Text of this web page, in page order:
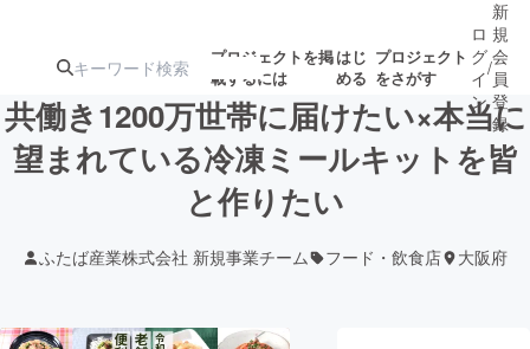
プロジェクトを掲
載するには
はじ
める
プロジェクト
をさがす
注目の新着プロ募集終了が近いプ
ロ
グ
イ
ン
/
新
規
会
員
登
録
共働き1200万世帯に届けたい×本当に
望まれている冷凍ミールキットを皆
と作りたい
ふたば産業株式会社 新規事業チーム フード・飲食店 大阪府